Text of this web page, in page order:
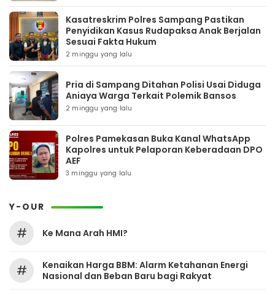
Kasatreskrim Polres Sampang Pastikan
Penyidikan Kasus Rudapaksa Anak Berjalan
Sesuai Fakta Hukum
2 minggu yang lalu
Pria di Sampang Ditahan Polisi Usai Diduga
Aniaya Warga Terkait Polemik Bansos
2 minggu yang lalu
Polres Pamekasan Buka Kanal WhatsApp
Kapolres untuk Pelaporan Keberadaan DPO
AEF
3 minggu yang lalu
Y-OUR
# Ke Mana Arah HMI?
#
Kenaikan Harga BBM: Alarm Ketahanan Energi
Nasional dan Beban Baru bagi Rakyat